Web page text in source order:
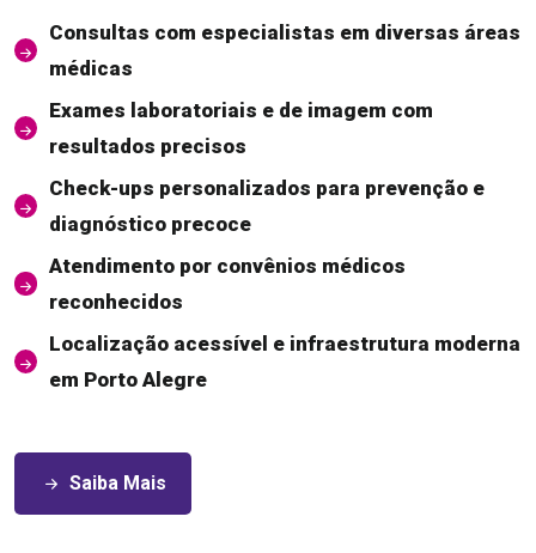
Consultas com especialistas em diversas áreas
médicas
Exames laboratoriais e de imagem com
resultados precisos
Check-ups personalizados para prevenção e
diagnóstico precoce
Atendimento por convênios médicos
reconhecidos
Localização acessível e infraestrutura moderna
em Porto Alegre
Saiba Mais